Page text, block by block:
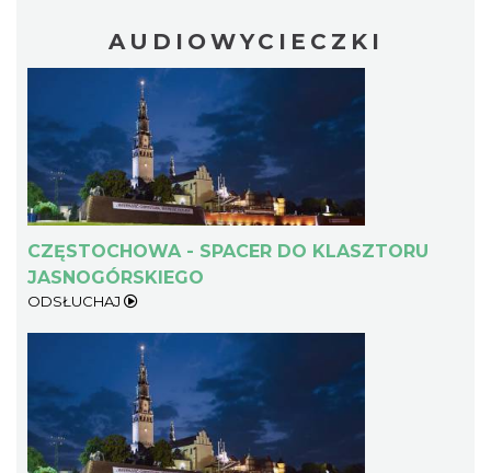
AUDIOWYCIECZKI
CZĘSTOCHOWA - SPACER DO KLASZTORU
JASNOGÓRSKIEGO
ODSŁUCHAJ